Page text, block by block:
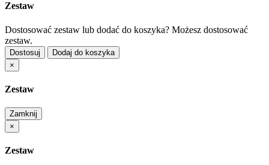
Zestaw
Dostosować zestaw lub dodać do koszyka? Możesz dostosować
zestaw.
Dostosuj
Dodaj do koszyka
×
Zestaw
Zamknij
×
Zestaw